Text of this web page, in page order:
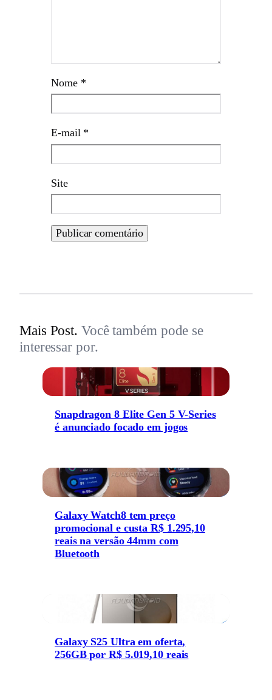
Nome *
E-mail *
Site
Mais Post. Você também pode se
interessar por.
Snapdragon 8 Elite Gen 5 V-Series
é anunciado focado em jogos
Galaxy Watch8 tem preço
promocional e custa R$ 1.295,10
reais na versão 44mm com
Bluetooth
Galaxy S25 Ultra em oferta,
256GB por R$ 5.019,10 reais